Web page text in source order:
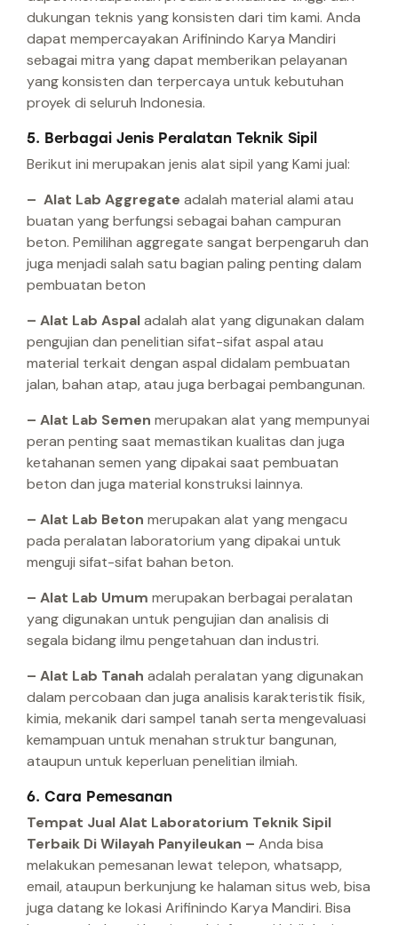
dukungan teknis yang konsisten dari tim kami. Anda
dapat mempercayakan Arifinindo Karya Mandiri
sebagai mitra yang dapat memberikan pelayanan
yang konsisten dan terpercaya untuk kebutuhan
proyek di seluruh Indonesia.
5. Berbagai Jenis Peralatan Teknik Sipil
Berikut ini merupakan jenis alat sipil yang Kami jual:
– Alat Lab Aggregate adalah material alami atau
buatan yang berfungsi sebagai bahan campuran
beton. Pemilihan aggregate sangat berpengaruh dan
juga menjadi salah satu bagian paling penting dalam
pembuatan beton
– Alat Lab Aspaladalah alat yang digunakan dalam
pengujian dan penelitian sifat-sifat aspal atau
material terkait dengan aspal didalam pembuatan
jalan, bahan atap, atau juga berbagai pembangunan.
– Alat Lab Semen merupakan alat yang mempunyai
peran penting saat memastikan kualitas dan juga
ketahanan semen yang dipakai saat pembuatan
beton dan juga material konstruksi lainnya.
– Alat Lab Beton merupakan alat yang mengacu
pada peralatan laboratorium yang dipakai untuk
menguji sifat-sifat bahan beton.
– Alat Lab Umum merupakan berbagai peralatan
yang digunakan untuk pengujian dan analisis di
segala bidang ilmu pengetahuan dan industri.
– Alat Lab Tanah adalah peralatan yang digunakan
dalam percobaan dan juga analisis karakteristik fisik,
kimia, mekanik dari sampel tanah serta mengevaluasi
kemampuan untuk menahan struktur bangunan,
ataupun untuk keperluan penelitian ilmiah.
6. Cara Pemesanan
Tempat Jual Alat Laboratorium Teknik Sipil
Terbaik Di Wilayah Panyileukan – Anda bisa
melakukan pemesanan lewat telepon, whatsapp,
email, ataupun berkunjung ke halaman situs web, bisa
juga datang ke lokasi Arifinindo Karya Mandiri. Bisa